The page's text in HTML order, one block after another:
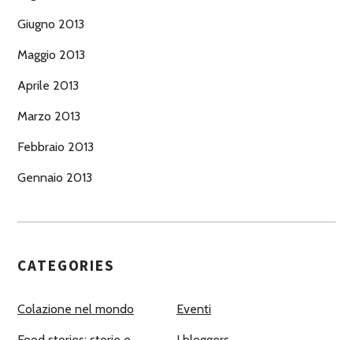
Giugno 2013
Maggio 2013
Aprile 2013
Marzo 2013
Febbraio 2013
Gennaio 2013
CATEGORIES
Colazione nel mondo Eventi